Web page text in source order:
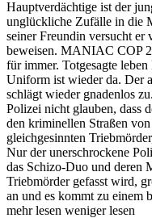
Hauptverdächtige ist der
unglückliche Zufälle in die
seiner Freundin versucht er
beweisen. MANIAC COP 2
für immer. Totgesagte
Uniform ist wieder da. Der
schlägt wieder gnadenlos
Polizei nicht glauben, dass
den kriminellen Straßen
gleichgesinnten
Nur der unerschrockene
das Schizo-Duo und deren
Triebmörder gefasst wird,
an und es kommt zu einem
mehr lesen weniger lesen